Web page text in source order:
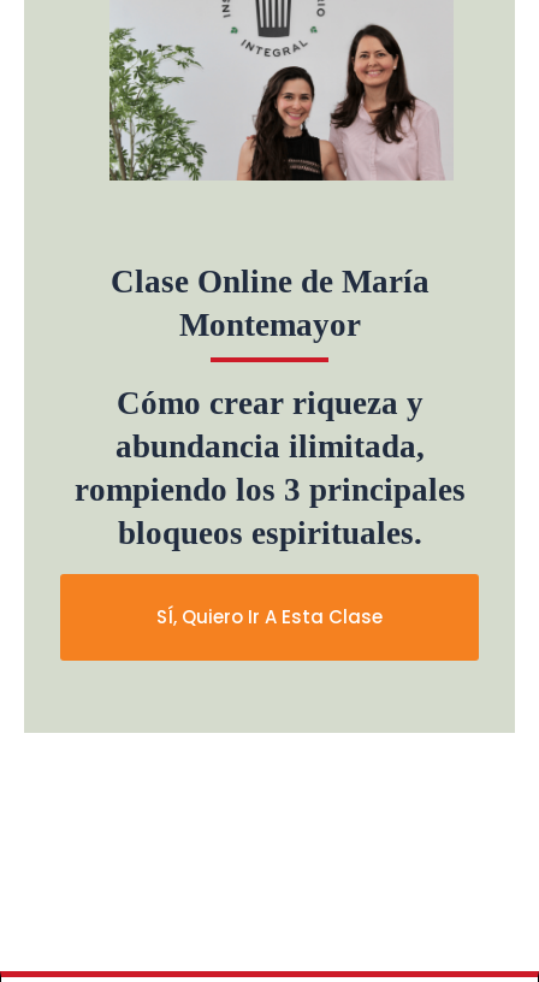
Clase Online de María
Montemayor
Cómo crear riqueza y
abundancia ilimitada,
rompiendo los 3 principales
bloqueos espirituales.
SÍ, Quiero Ir A Esta Clase